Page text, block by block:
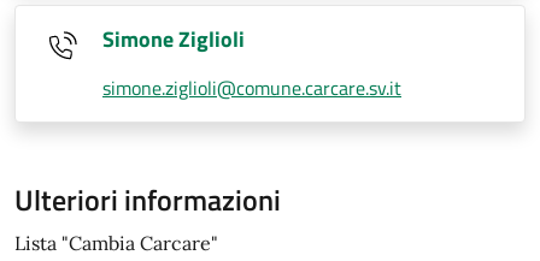
Simone Ziglioli
simone.ziglioli@comune.carcare.sv.it
Ulteriori informazioni
Lista "Cambia Carcare"